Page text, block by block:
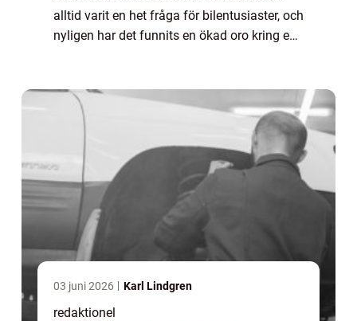
alltid varit en het fråga för bilentusiaster, och
nyligen har det funnits en ökad oro kring en
03 juni 2026 Karl Lindgren
redaktionel